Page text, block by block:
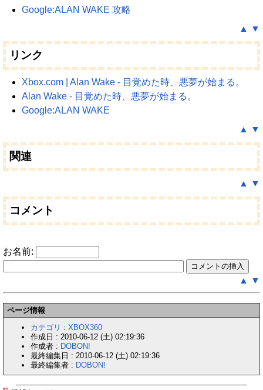
Google:ALAN WAKE 攻略
▲
▼
リンク
Xbox.com | Alan Wake - 目覚めた時、悪夢が始まる。
Alan Wake - 目覚めた時、悪夢が始まる。
Google:ALAN WAKE
▲ ▼
関連
▲ ▼
コメント
お名前:
▲ ▼
ページ情報
カテゴリ :XBOX360
作成日 : 2010-06-12 (土) 02:19:36
作成者 : DOBON!
最終編集日 : 2010-06-12 (土) 02:19:36
最終編集者 : DOBON!